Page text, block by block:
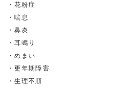
花粉症
喘息
鼻炎
耳鳴り
めまい
更年期障害
生理不順